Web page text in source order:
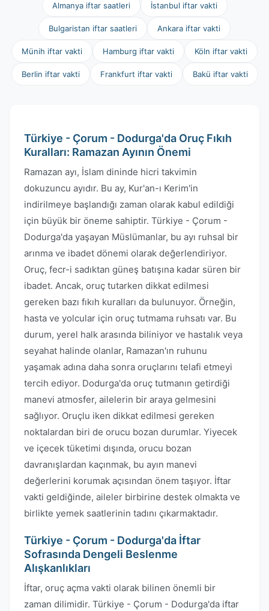
Almanya iftar saatleri İstanbul iftar vakti
Bulgaristan iftar saatleri Ankara iftar vakti
Münih iftar vakti Hamburg iftar vakti Köln iftar vakti
Berlin iftar vakti Frankfurt iftar vakti Bakü iftar vakti
Türkiye - Çorum - Dodurga'da Oruç Fıkıh
Kuralları: Ramazan Ayının Önemi
Ramazan ayı, İslam dininde hicri takvimin
dokuzuncu ayıdır. Bu ay, Kur'an-ı Kerim'in
indirilmeye başlandığı zaman olarak kabul edildiği
için büyük bir öneme sahiptir. Türkiye - Çorum -
Dodurga'da yaşayan Müslümanlar, bu ayı ruhsal bir
arınma ve ibadet dönemi olarak değerlendiriyor.
Oruç, fecr-i sadıktan güneş batışına kadar süren bir
ibadet. Ancak, oruç tutarken dikkat edilmesi
gereken bazı fıkıh kuralları da bulunuyor. Örneğin,
hasta ve yolcular için oruç tutmama ruhsatı var. Bu
durum, yerel halk arasında biliniyor ve hastalık veya
seyahat halinde olanlar, Ramazan'ın ruhunu
yaşamak adına daha sonra oruçlarını telafi etmeyi
tercih ediyor. Dodurga'da oruç tutmanın getirdiği
manevi atmosfer, ailelerin bir araya gelmesini
sağlıyor. Oruçlu iken dikkat edilmesi gereken
noktalardan biri de orucu bozan durumlar. Yiyecek
ve içecek tüketimi dışında, orucu bozan
davranışlardan kaçınmak, bu ayın manevi
değerlerini korumak açısından önem taşıyor. İftar
vakti geldiğinde, aileler birbirine destek olmakta ve
birlikte yemek saatlerinin tadını çıkarmaktadır.
Türkiye - Çorum - Dodurga'da İftar
Sofrasında Dengeli Beslenme
Alışkanlıkları
İftar, oruç açma vakti olarak bilinen önemli bir
zaman dilimidir. Türkiye - Çorum - Dodurga'da iftar